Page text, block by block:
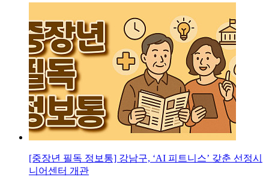
[중장년 필독 정보통] 강남구, ‘AI 피트니스’ 갖춘 선정시
니어센터 개관